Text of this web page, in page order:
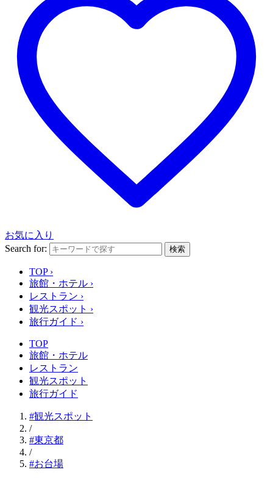
お気に入り
Search for:
検索
TOP ›
旅館・ホテル ›
レストラン ›
観光スポット ›
旅行ガイド ›
TOP
旅館・ホテル
レストラン
観光スポット
旅行ガイド
#観光スポット
/
#東京都
/
#お台場